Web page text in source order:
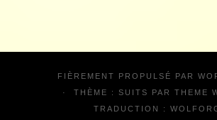
FIÈREMENT PROPULSÉ PAR
·
THÈME : SUITS PAR THEME
TRADUCTION :